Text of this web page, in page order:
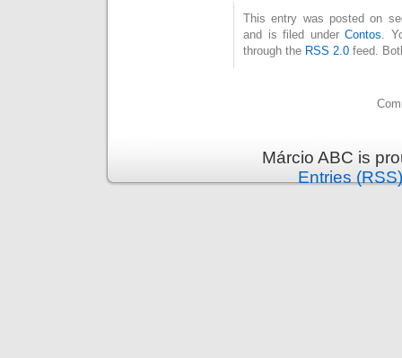
This entry was posted on
and is filed underContos .
through the RSS 2.0 feed.
Márcio ABC is
Entries (RSS)